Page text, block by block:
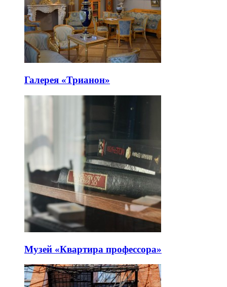
Галерея «Трианон»
Музей «Квартира профессора»